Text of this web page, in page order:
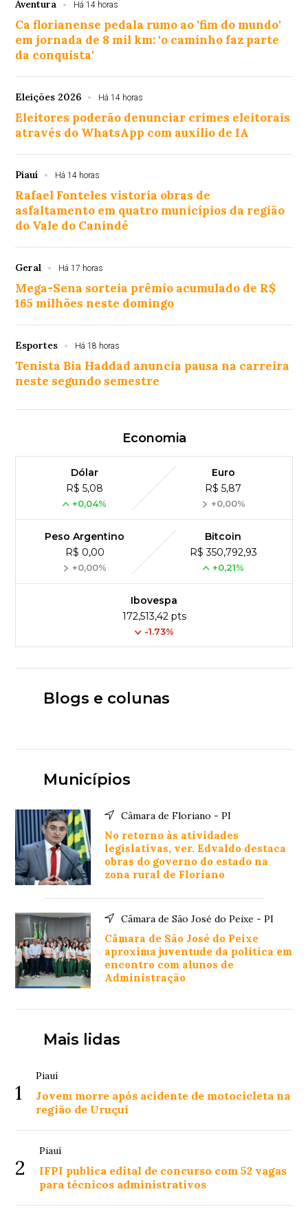
Aventura Há 14 horas
Ca florianense pedala rumo ao 'fim do mundo'
em jornada de 8 mil km: 'o caminho faz parte
da conquista'
Eleições 2026 Há 14 horas
Eleitores poderão denunciar crimes eleitorais
através do WhatsApp com auxílio de IA
Piauí Há 14 horas
Rafael Fonteles vistoria obras de
asfaltamento em quatro municípios da região
do Vale do Canindé
Geral Há 17 horas
Mega-Sena sorteia prêmio acumulado de R$
165 milhões neste domingo
Esportes Há 18 horas
Tenista Bia Haddad anuncia pausa na carreira
neste segundo semestre
Economia
Dólar
R$ 5,08
+0,04%
Euro
R$ 5,87
+0,00%
Peso Argentino
R$ 0,00
+0,00%
Bitcoin
R$ 350,792,93
+0,21%
Ibovespa
172,513,42 pts
-1.73%
Blogs e colunas
Municípios
Câmara de Floriano - PI
No retorno às atividades
legislativas, ver. Edvaldo destaca
obras do governo do estado na
zona rural de Floriano
Câmara de São José do Peixe - PI
Câmara de São José do Peixe
aproxima juventude da política em
encontro com alunos de
Administração
Mais lidas
1
Piauí
Jovem morre após acidente de motocicleta na
região de Uruçuí
2
Piauí
IFPI publica edital de concurso com 52 vagas
para técnicos administrativos